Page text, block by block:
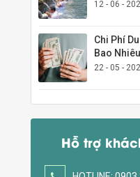
12 - 06 -
Chi Phí
Bao
22 - 05 -
Hỗ trợ